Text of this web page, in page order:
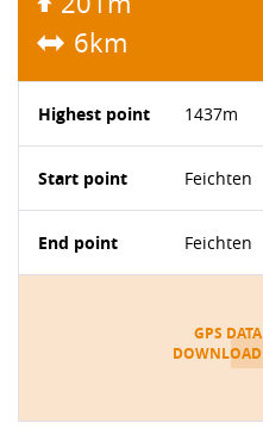
6km
Highest point 1437m
Start point Feichten
End point Feichten
GPS DATA
DOWNLOAD